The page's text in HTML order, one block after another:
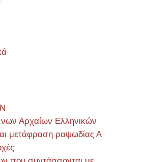
Αρχαίων Ελληνικών
μετάφραση ραψωδίας Α